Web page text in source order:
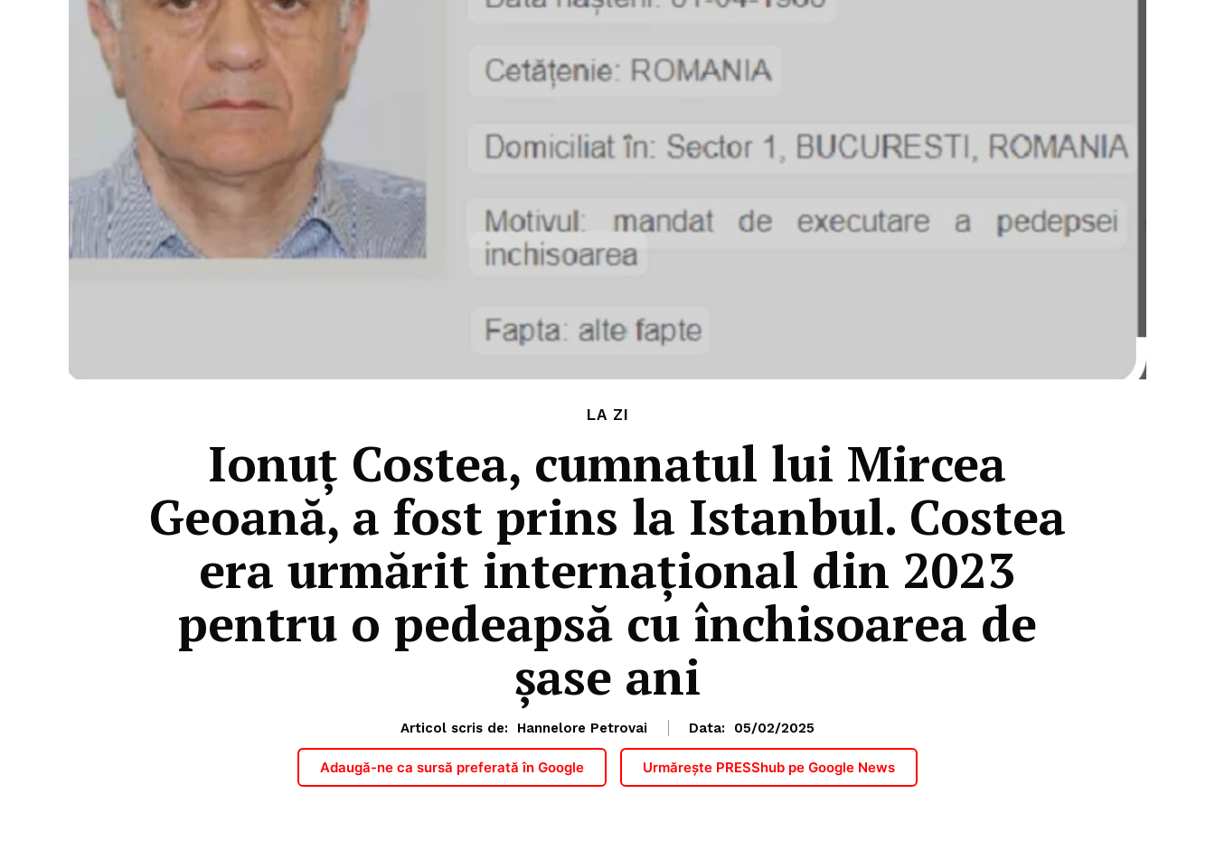
LA ZI
Ionuț Costea, cumnatul lui Mircea
Geoană, a fost prins la Istanbul. Costea
era urmărit internațional din 2023
pentru o pedeapsă cu închisoarea de
șase ani
Articol scris de: Hannelore Petrovai Data: 05/02/2025
Adaugă-ne ca sursă preferată în Google Urmărește PRESShub pe Google News